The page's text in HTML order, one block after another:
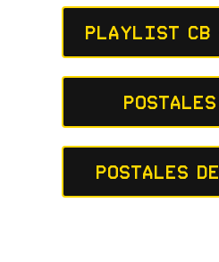
Playlist CB
Postales
Postales